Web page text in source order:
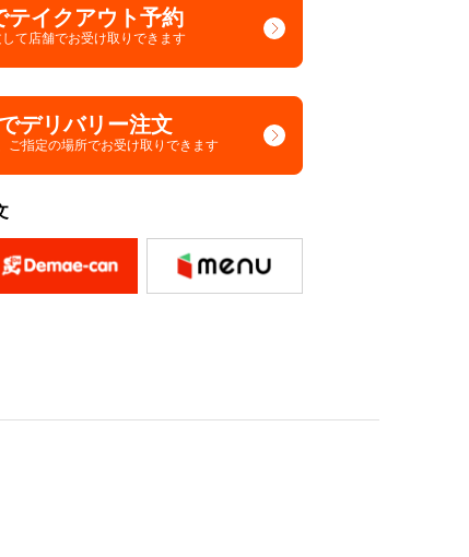
テイクアウト予約
て店舗でお受け取りできます
デリバリー注文
ご指定の場所でお受け取りできます